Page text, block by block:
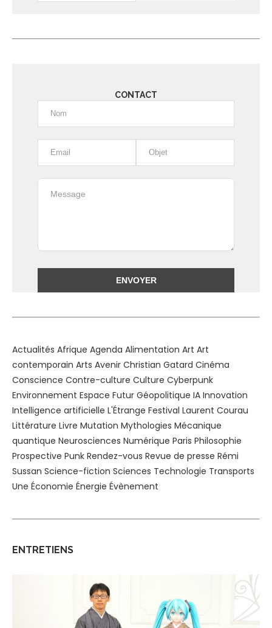
CONTACT
Actualités Afrique Agenda Alimentation Art Art
contemporain Arts Avenir Christian Gatard Cinéma
Conscience Contre-culture Culture Cyberpunk
Environnement Espace Futur Géopolitique IA Innovation
Intelligence artificielle L'Étrange Festival Laurent Courau
Littérature Livre Mutation Mythologies Mécanique
quantique Neurosciences Numérique Paris Philosophie
Prospective Punk Rendez-vous Revue de presse Rémi
Sussan Science-fiction Sciences Technologie Transports
Une Économie Énergie Évènement
ENTRETIENS